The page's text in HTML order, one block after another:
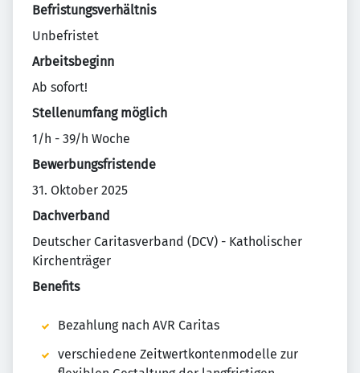
Befristungsverhältnis
Unbefristet
Arbeitsbeginn
Ab sofort!
Stellenumfang möglich
1/h - 39/h Woche
Bewerbungsfristende
31. Oktober 2025
Dachverband
Deutscher Caritasverband (DCV) - Katholischer
Kirchenträger
Benefits
Bezahlung nach AVR Caritas
verschiedene Zeitwertkontenmodelle zur